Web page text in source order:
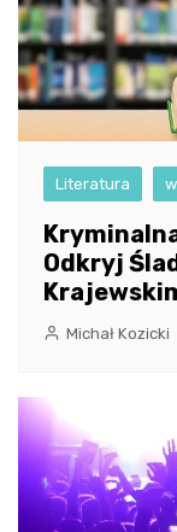
Literatura
Odkryj
Michał Kozicki